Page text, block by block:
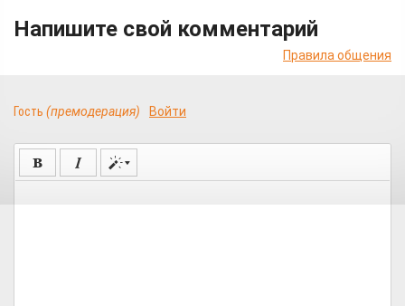
Напишите свой комментарий
Правила общения
Гость (премодерация) Войти